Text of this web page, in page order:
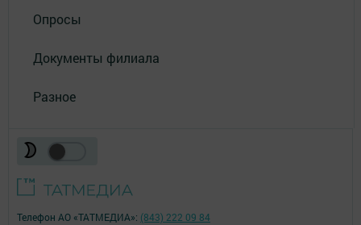
Опросы
Документы филиала
Разное
Телефон АО «ТАТМЕДИА»: (843) 222 09 84